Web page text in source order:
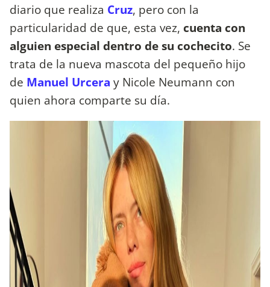
diario que realiza Cruz, pero con la
particularidad de que, esta vez, cuenta con
alguien especial dentro de su cochecito. Se
trata de la nueva mascota del pequeño hijo
de Manuel Urcera y Nicole Neumann con
quien ahora comparte su día.